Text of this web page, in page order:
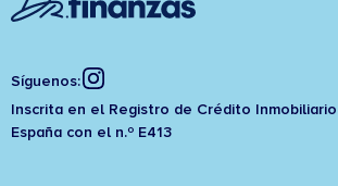
Síguenos:
Inscrita en el Registro de Crédito
España con el n.º E413